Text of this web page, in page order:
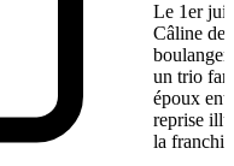
Le 1er
Câline de
un trio
époux
reprise
la